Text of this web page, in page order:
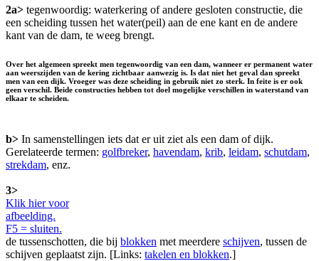
2a> tegenwoordig: waterkering of andere gesloten constructie, die
een scheiding tussen het water(peil) aan de ene kant en de andere
kant van de dam, te weeg brengt.
Over het algemeen spreekt men tegenwoordig van een dam, wanneer er permanent water
aan weerszijden van de kering zichtbaar aanwezig is. Is dat niet het geval dan spreekt
men van een dijk. Vroeger was deze scheiding in gebruik niet zo sterk. In feite is er ook
geen verschil. Beide constructies hebben tot doel mogelijke verschillen in waterstand van
elkaar te scheiden.
b> In samenstellingen iets dat er uit ziet als een dam of dijk.
Gerelateerde termen: golfbreker, havendam, krib, leidam, schutdam,
strekdam, enz.
3>
Klik hier voor
afbeelding.
F5 = sluiten.
de tussenschotten, die bij blokken met meerdere schijven, tussen de
schijven geplaatst zijn. [Links: takelen en blokken.]